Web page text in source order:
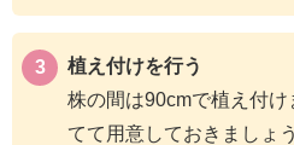
植え付けを行う
株の間は90cmで植え付
てて用意しておきましょう